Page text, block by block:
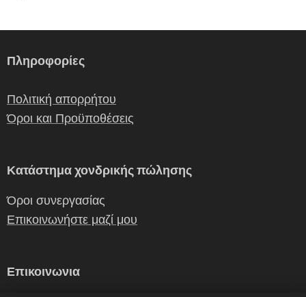
Πληροφορίες
Πολιτική απορρήτου
Όροι και Προϋποθέσεις
Κατάστημα χονδρικής πώλησης
Όροι συνεργασίας
Επικοινωνήστε μαζί μου
Επικοινωνια